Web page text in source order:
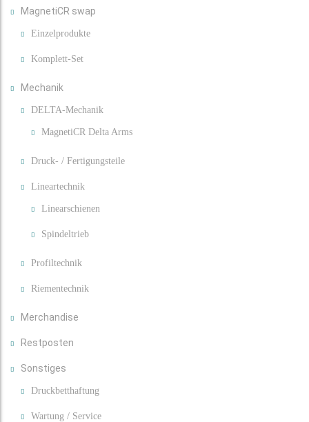
MagnetiCR swap
Einzelprodukte
Komplett-Set
Mechanik
DELTA-Mechanik
MagnetiCR Delta Arms
Druck- / Fertigungsteile
Lineartechnik
Linearschienen
Spindeltrieb
Profiltechnik
Riementechnik
Merchandise
Restposten
Sonstiges
Druckbetthaftung
Wartung / Service